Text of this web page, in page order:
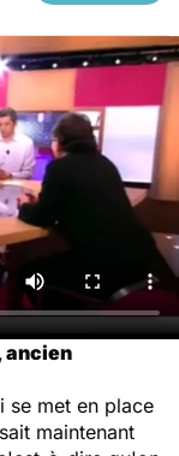
ancien
se met en place
maintenant